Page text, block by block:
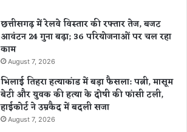
छत्तीसगढ़ में रेलवे विस्तार की रफ्तार तेज, बजट
आवंटन 24 गुना बढ़ा; 36 परियोजनाओं पर चल रहा
काम
August 7, 2026
भिलाई तिहरा हत्याकांड में बड़ा फैसला: पत्नी, मासूम
बेटी और युवक की हत्या के दोषी की फांसी टली,
हाईकोर्ट ने उम्रकैद में बदली सजा
August 7, 2026